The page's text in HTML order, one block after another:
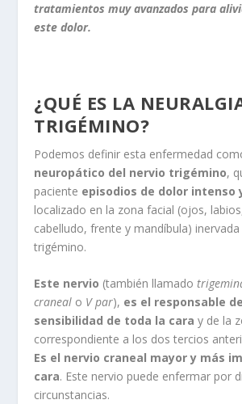
tratamientos muy avanzados para
este dolor.
¿QUÉ ES LA
TRIGÉMINO?
Podemos definir esta enfermedad
neuropático del nervio trigémino,
paciente episodios de dolor intenso
localizado en la zona facial (ojos,
cabelludo, frente y mandíbula)
trigémino.
Este nervio (también llamado
craneal o V par), es el responsable
sensibilidad de toda la cara y de la
correspondiente a los dos tercios
Es el nervio craneal mayor y más
cara. Este nervio puede enfermar por
circunstancias.